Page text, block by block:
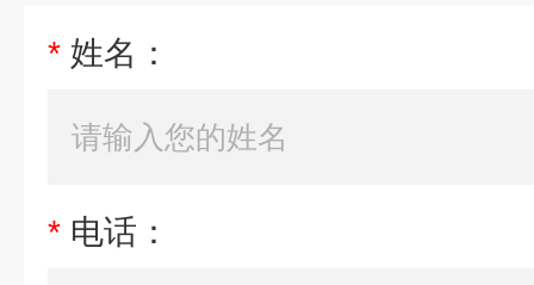
* 姓名：
* 电话：